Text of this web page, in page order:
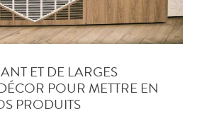
ET DE LARGES
POUR METTRE EN
PRODUITS